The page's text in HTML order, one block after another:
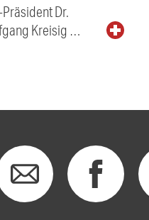
Präsident Dr.
Kreisig …